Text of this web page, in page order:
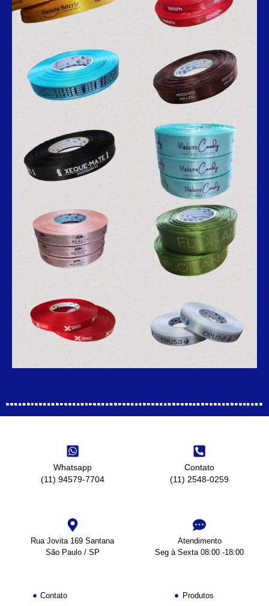
Whatsapp
(11) 94579-7704
Contato
(11) 2548-0259
Rua Jovita 169 Santana
São Paulo / SP
Atendimento
Seg à Sexta 08:00 -18:00
Contato Produtos